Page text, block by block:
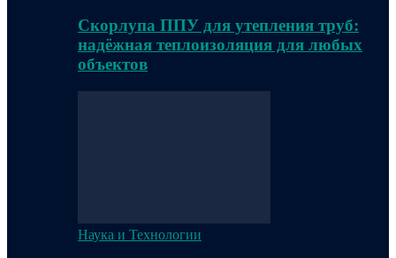
Скорлупа ППУ для утепления труб:
надёжная теплоизоляция для любых
объектов
Наука и Технологии